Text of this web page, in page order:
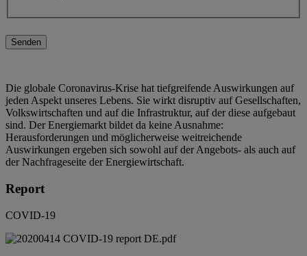
Senden
Die globale Coronavirus-Krise hat tiefgreifende Auswirkungen auf
jeden Aspekt unseres Lebens. Sie wirkt disruptiv auf Gesellschaften,
Volkswirtschaften und auf die Infrastruktur, auf der diese aufgebaut
sind. Der Energiemarkt bildet da keine Ausnahme:
Herausforderungen und möglicherweise weitreichende
Auswirkungen ergeben sich sowohl auf der Angebots- als auch auf
der Nachfrageseite der Energiewirtschaft.
Report
COVID-19